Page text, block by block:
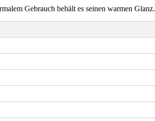
Gebrauch behält es seinen warmen Glanz.